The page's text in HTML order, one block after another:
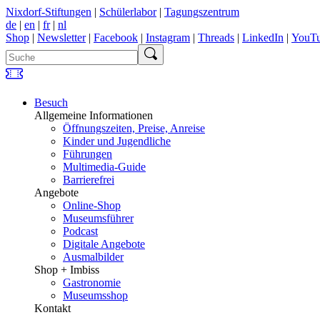
Nixdorf-Stiftungen | Schülerlabor| Tagungszentrum
de | en | fr| nl
Shop | Newsletter| Facebook | Instagram | Threads | LinkedIn |
Besuch
Allgemeine Informationen
Öffnungszeiten, Preise, Anreise
Kinder und Jugendliche
Führungen
Multimedia-Guide
Barrierefrei
Angebote
Online-Shop
Museumsführer
Podcast
Digitale Angebote
Ausmalbilder
Shop + Imbiss
Gastronomie
Museumsshop
Kontakt